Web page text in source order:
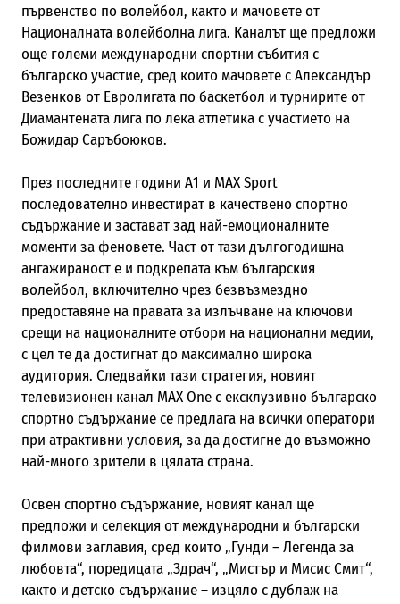
първенство по волейбол, както и мачовете от
Националната волейболна лига. Каналът ще предложи
още големи международни спортни събития с
българско участие, сред които мачовете с Александър
Везенков от Евролигата по баскетбол и турнирите от
Диамантената лига по лека атлетика с участието на
Божидар Саръбоюков.
През последните години А1 и MAX Sport
последователно инвестират в качествено спортно
съдържание и застават зад най-емоционалните
моменти за феновете. Част от тази дългогодишна
ангажираност е и подкрепата към българския
волейбол, включително чрез безвъзмездно
предоставяне на правата за излъчване на ключови
срещи на националните отбори на национални медии,
с цел те да достигнат до максимално широка
аудитория. Следвайки тази стратегия, новият
телевизионен канал MAX One с ексклузивно българско
спортно съдържание се предлага на всички оператори
при атрактивни условия, за да достигне до възможно
най-много зрители в цялата страна.
Освен спортно съдържание, новият канал ще
предложи и селекция от международни и български
филмови заглавия, сред които „Гунди – Легенда за
любовта“, поредицата „Здрач“, „Мистър и Мисис Смит“,
както и детско съдържание – изцяло с дублаж на